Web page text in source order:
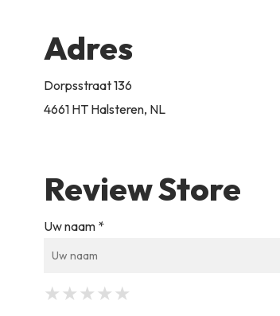
Adres
Dorpsstraat 136
4661 HT Halsteren, NL
Review Store
Uw naam *
★
★ ★
★ ★ ★
★ ★ ★ ★
★ ★ ★ ★ ★